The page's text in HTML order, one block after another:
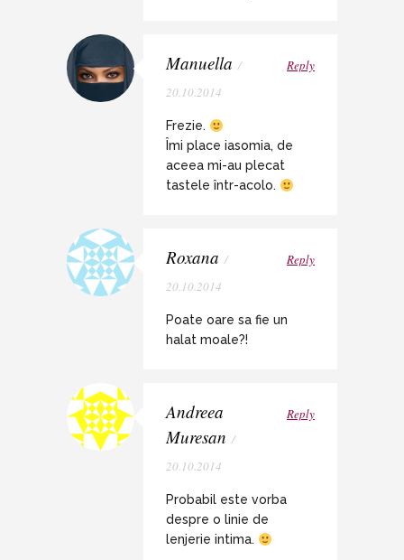
Manuella /
20.10.2014
Reply
Frezie.
Îmi place iasomia, de
aceea mi-au plecat
tastele într-acolo.
Roxana /
20.10.2014
Reply
Poate oare sa fie un
halat moale?!
Andreea
Muresan /
20.10.2014
Reply
Probabil este vorba
despre o linie de
lenjerie intima.